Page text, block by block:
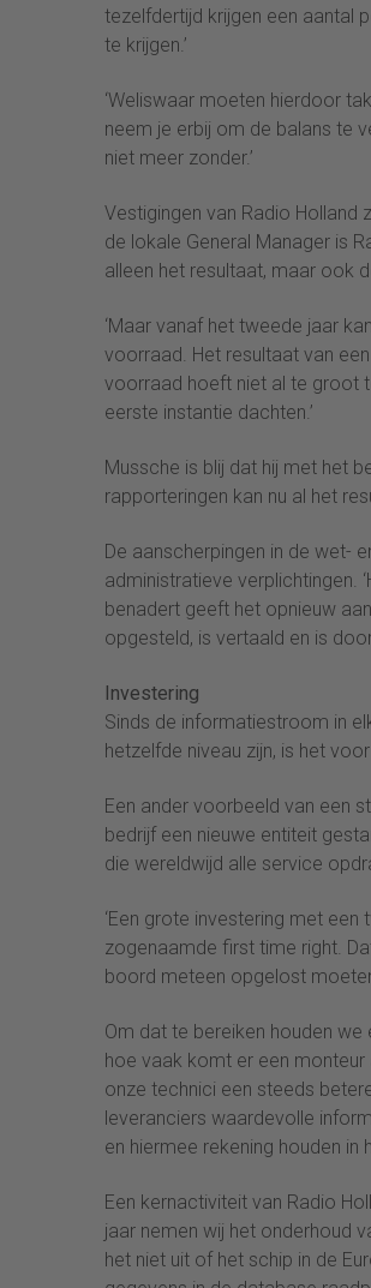
tezelfdertijd krijgen een aantal
te krijgen.’
‘Weliswaar moeten hierdoor
neem je erbij om de balans te
niet meer zonder.’
Vestigingen van Radio Holland
de lokale General Manager is
alleen het resultaat, maar ook
‘Maar vanaf het tweede jaar
voorraad. Het resultaat van
voorraad hoeft niet al te groot
eerste instantie dachten.’
Mussche is blij dat hij met het
rapporteringen kan nu al het
De aanscherpingen in de wet-
administratieve verplichtingen.
benadert geeft het opnieuw
opgesteld, is vertaald en is
Investering
Sinds de informatiestroom in
hetzelfde niveau zijn, is het
Een ander voorbeeld van een
bedrijf een nieuwe entiteit
die wereldwijd alle service
‘Een grote investering met
zogenaamde first time right.
boord meteen opgelost moeten
Om dat te bereiken houden
hoe vaak komt er een monteur
onze technici een steeds
leveranciers waardevolle
en hiermee rekening houden in
Een kernactiviteit van Radio
jaar nemen wij het onderhoud
het niet uit of het schip in de